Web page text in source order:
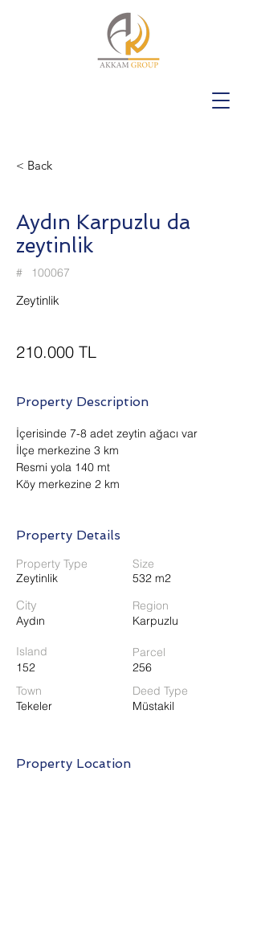
< Back
Aydın Karpuzlu da
zeytinlik
# 100067
Zeytinlik
210.000 TL
Property Description
İçerisinde 7-8 adet zeytin ağacı var
İlçe merkezine 3 km
Resmi yola 140 mt
Köy merkezine 2 km
Property Details
Property Type
Zeytinlik
City
Aydın
Island
152
Town
Tekeler
Size
532 m2
Region
Karpuzlu
Parcel
256
Deed Type
Müstakil
Property Location